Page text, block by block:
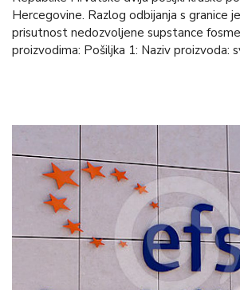
Hercegovine. Razlog odbijanja s granice
prisutnost nedozvoljene supstance
proizvodima: Pošiljka 1: Naziv proizvoda: